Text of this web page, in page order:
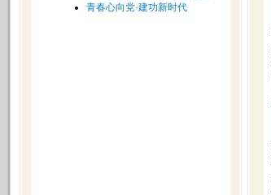
青春心向党·建功新时代